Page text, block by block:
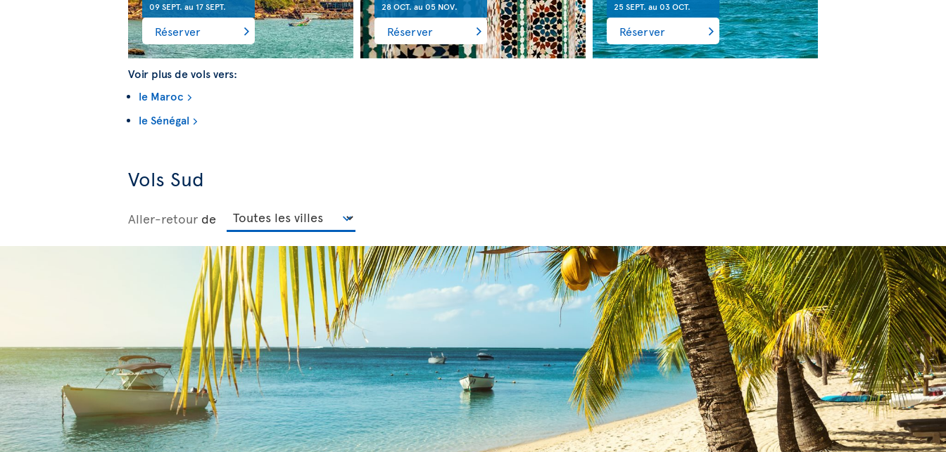
09 SEPT. au 17 SEPT.
Réserver
28 OCT. au 05 NOV.
Réserver
25 SEPT. au 03 OCT.
Réserver
Voir plus de vols vers:
le Maroc
le Sénégal
Vols Sud
Aller-retour de